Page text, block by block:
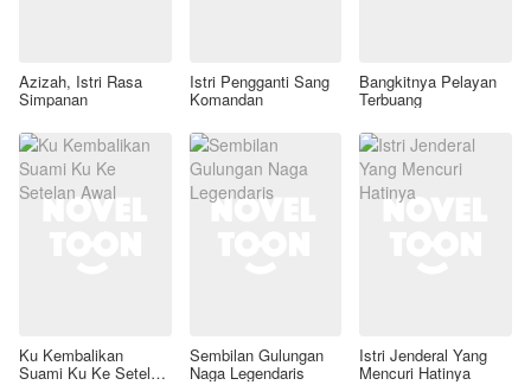
Azizah, Istri Rasa
Simpanan
Istri Pengganti Sang
Komandan
Bangkitnya Pelayan
Terbuang
Ku Kembalikan
Suami Ku Ke Setelan
Sembilan Gulungan
Naga Legendaris
Istri Jenderal Yang
Mencuri Hatinya